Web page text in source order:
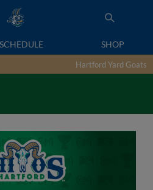
SCHEDULE SHOP
Hartford Yard Goats